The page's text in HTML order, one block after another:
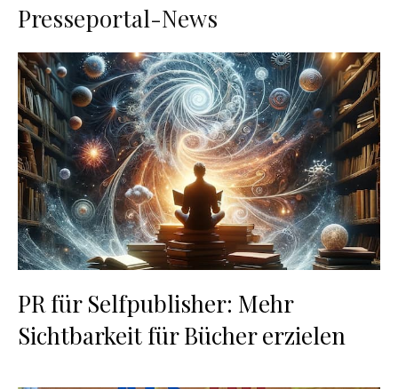
Presseportal-News
PR für Selfpublisher: Mehr
Sichtbarkeit für Bücher erzielen